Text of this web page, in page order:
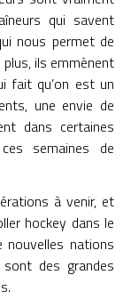
qui savent
nous permet de
ils emmènent
fait qu’on est un
une envie de
dans certaines
semaines de
à venir, et
hockey dans le
nouvelles nations
des grandes